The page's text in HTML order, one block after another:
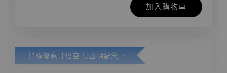
加入購物車
加購優惠【悟空 鳥山明紀念款 [奇蹟工作室]】